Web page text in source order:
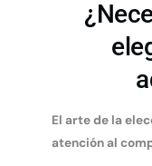
El arte de la
atención al